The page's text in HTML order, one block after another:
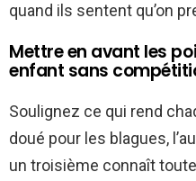
quand ils sentent qu’on
Mettre en avant les
enfant sans
Soulignez ce qui rend
doué pour les blagues,
un troisième connaît